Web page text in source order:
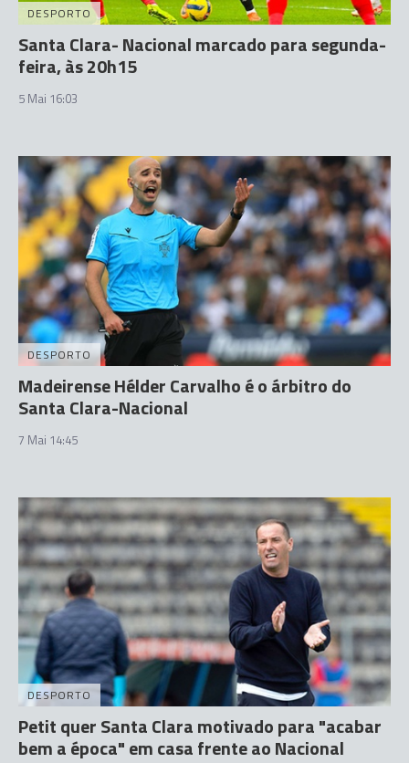
DESPORTO
Santa Clara- Nacional marcado para segunda-
feira, às 20h15
5 Mai 16:03
DESPORTO
Madeirense Hélder Carvalho é o árbitro do
Santa Clara-Nacional
7 Mai 14:45
DESPORTO
Petit quer Santa Clara motivado para "acabar
bem a época" em casa frente ao Nacional